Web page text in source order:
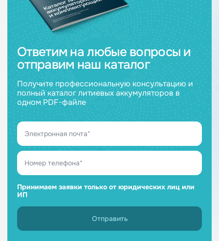
Ответим на любые вопросы и
отправим наш каталог
Получите профессиональную консультацию и
полный каталог литиевых аккумуляторов в
одном PDF-файле
Принимаем заявки только от юридических лиц или
ИП